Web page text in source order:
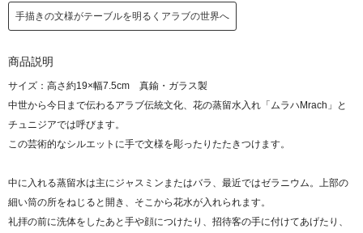
手描きの文様がテーブルを明るくアラブの世界へ
商品説明
サイズ：高さ約19×幅7.5cm 真鍮・ガラス製
中世から今日まで伝わるアラブ伝統文化、花の蒸留水入れ「ムラハMrach」と
チュニジアでは呼びます。
この芸術的なシルエットに手で文様を彫ったりたたきつけます。
中に入れる蒸留水は主にジャスミンまたはバラ、最近ではゼラニウム。上部の
細い筒の所をねじると開き、そこから花水が入れられます。
礼拝の前に洗体をしたあと手や顔につけたり、招待客の手に付けてあげたり、